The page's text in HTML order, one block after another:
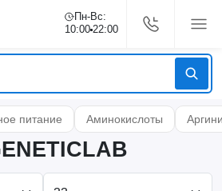
Пн-Вс:
10:00 22:00
питание Аминокислоты